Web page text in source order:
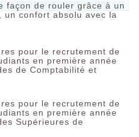
façon de rouler grâce à un
un confort absolu avec la
pour le recrutement de
en première année
de Comptabilité et
pour le recrutement de
en première année
Supérieures de